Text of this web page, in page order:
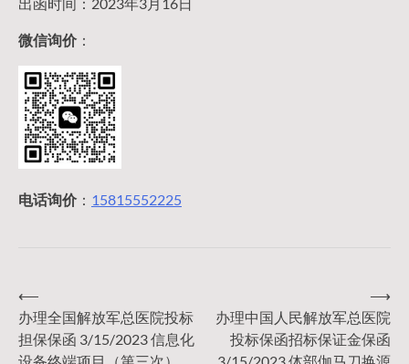
微信询价：
电话询价： 15815552225
文
⟵
办理全国解放军总医院投标
担保保函 3/15/2023 信息化
办理中国人民解放军总医院
投标保函招标保证金保函
⟶